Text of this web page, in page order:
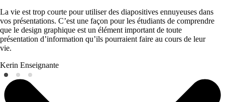
La vie est trop courte pour utiliser des diapositives ennuyeuses dans
vos présentations. C’est une façon pour les étudiants de comprendre
que le design graphique est un élément important de toute
présentation d’information qu’ils pourraient faire au cours de leur
vie.
Kerin Enseignante